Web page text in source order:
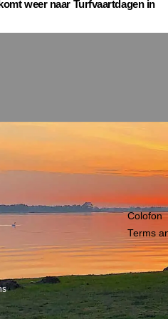
weer naar Turfvaartdagen in
Colofon
Terms